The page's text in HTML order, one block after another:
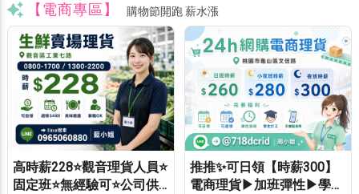
【電商專區】 購物節開跑 薪水漲
高時薪228⭐觀音理貨人員⭐
固定班⭐無經驗可⭐公司供
推推✨可日領【時薪300】
電商理貨▶加班彈性▶學生